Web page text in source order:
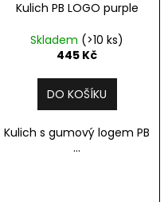
Kulich PB LOGO purple
Skladem (>10 ks)
445 Kč
DO KOŠÍKU
Kulich s gumový logem PB
...